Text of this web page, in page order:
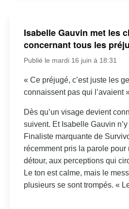
Isabelle Gauvin met les
concernant tous les
Publié le mardi 16 juin à 18:31
« Ce préjugé, c’est juste les
connaissent pas qui l’avaient
Dès qu’un visage devient
suivent. Et Isabelle Gauvin
Finaliste marquante de
récemment pris la parole pour
détour, aux perceptions qui
Le ton est calme, mais le
plusieurs se sont trompés. «